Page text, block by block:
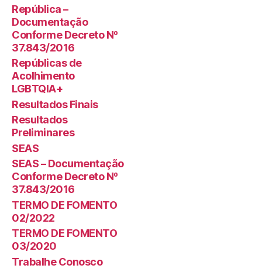
República –
Documentação
Conforme Decreto Nº
37.843/2016
Repúblicas de
Acolhimento
LGBTQIA+
Resultados Finais
Resultados
Preliminares
SEAS
SEAS – Documentação
Conforme Decreto Nº
37.843/2016
TERMO DE FOMENTO
02/2022
TERMO DE FOMENTO
03/2020
Trabalhe Conosco